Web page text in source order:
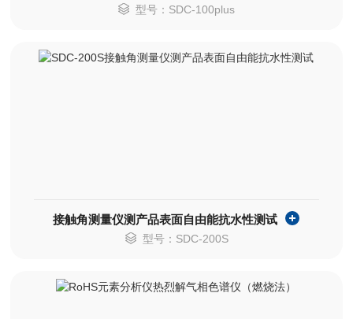
型号：SDC-100plus
接触角测量仪测产品表面自由能抗水性测试
型号：SDC-200S